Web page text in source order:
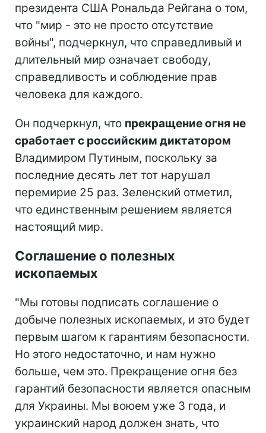
президента США Рональда Рейгана о том,
что "мир - это не просто отсутствие
войны", подчеркнул, что справедливый и
длительный мир означает свободу,
справедливость и соблюдение прав
человека для каждого.
Он подчеркнул, что прекращение огня не
сработает с российским диктатором
Владимиром Путиным, поскольку за
последние десять лет тот нарушал
перемирие 25 раз. Зеленский отметил,
что единственным решением является
настоящий мир.
Соглашение о полезных
ископаемых
"Мы готовы подписать соглашение о
добыче полезных ископаемых, и это будет
первым шагом к гарантиям безопасности.
Но этого недостаточно, и нам нужно
больше, чем это. Прекращение огня без
гарантий безопасности является опасным
для Украины. Мы воюем уже 3 года, и
украинский народ должен знать, что